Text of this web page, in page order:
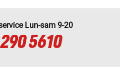
Lun-sam 9-20
5610